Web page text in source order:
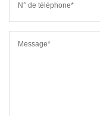
N° de téléphone*
Message*